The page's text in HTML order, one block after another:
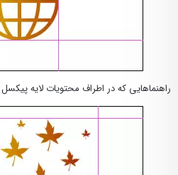
راهنماهایی که در اطراف محتویات لایه